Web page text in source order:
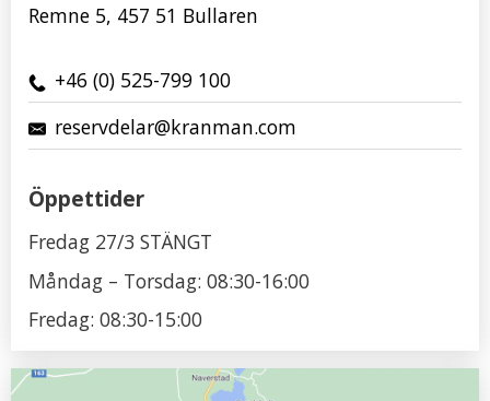
Remne 5, 457 51 Bullaren
+46 (0) 525-799 100
reservdelar@kranman.com
Öppettider
Fredag 27/3 STÄNGT
Måndag – Torsdag: 08:30-16:00
Fredag: 08:30-15:00